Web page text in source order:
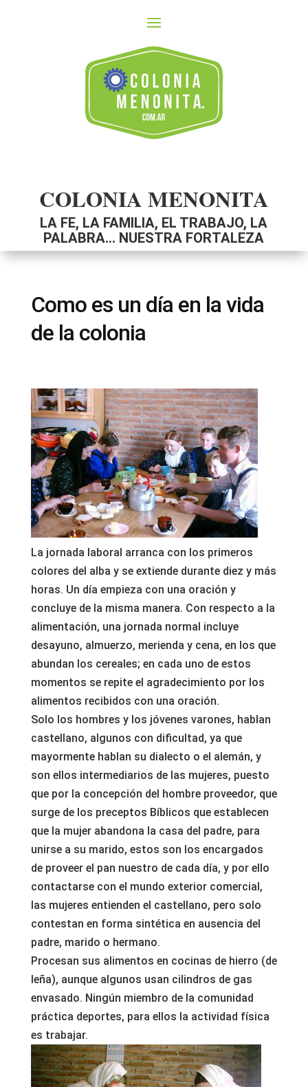
COLONIA MENONITA
LA FE, LA FAMILIA, EL TRABAJO, LA
PALABRA… NUESTRA FORTALEZA
Como es un día en la vida
de la colonia
La jornada laboral arranca con los primeros
colores del alba y se extiende durante diez y más
horas. Un día empieza con una oración y
concluye de la misma manera. Con respecto a la
alimentación, una jornada normal incluye
desayuno, almuerzo, merienda y cena, en los que
abundan los cereales; en cada uno de estos
momentos se repite el agradecimiento por los
alimentos recibidos con una oración.
Solo los hombres y los jóvenes varones, hablan
castellano, algunos con dificultad, ya que
mayormente hablan su dialecto o el alemán, y
son ellos intermediarios de las mujeres, puesto
que por la concepción del hombre proveedor, que
surge de los preceptos Bíblicos que establecen
que la mujer abandona la casa del padre, para
unirse a su marido, estos son los encargados
de proveer el pan nuestro de cada día, y por ello
contactarse con el mundo exterior comercial,
las mujeres entienden el castellano, pero solo
contestan en forma sintética en ausencia del
padre, marido o hermano.
Procesan sus alimentos en cocinas de hierro (de
leña), aunque algunos usan cilindros de gas
envasado. Ningún miembro de la comunidad
práctica deportes, para ellos la actividad física
es trabajar.